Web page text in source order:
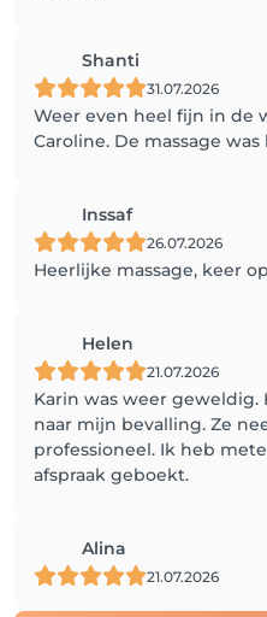
Shanti
31.07.2026
Weer even heel fijn in de
Caroline. De massage
Inssaf
26.07.2026
Heerlijke massage, keer
Helen
21.07.2026
Karin was weer geweldig.
naar mijn bevalling. Ze
professioneel. Ik heb
afspraak geboekt.
Alina
21.07.2026